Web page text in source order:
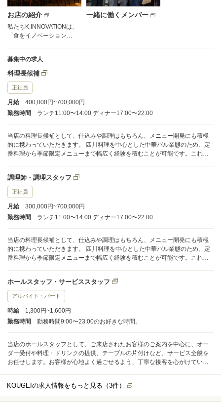
お店の紹介
私たちK.INNOVATIONは、
「食をイノベーション…
一緒に働くメンバー
募集中の求人
料理長候補
正社員
月給
400,000円~700,000円
勤務時間
ランチ11:00〜14:00 ディナー17:00〜22:00
当店の料理長候補として、仕込みや調理はもちろん、メニュー開発にも積極
的に携わっていただきます。 四川料理を中心とした中華バル業態のため、定
番料理から季節限定メニューまで幅広く経験を積むことが可能です。これま
把握しながら働いていただきます。 ピークタイムにはチームで連携し、効率
よく調理を進められるよう、役割分担もしっかりしています。 入社後は、先
輩料理長がOJTでしっかりサポートします。 業務に慣れるまで丁寧に指導
し、分からないことや不安な点もすぐに相談できる環境です。 あなたの挑戦
を全力でバックアップしますのでご安心ください。
調理師・調理スタッフ
正社員
月給
300,000円~700,000円
勤務時間
ランチ11:00〜14:00 ディナー17:00〜22:00
当店の料理長候補として、仕込みや調理はもちろん、メニュー開発にも積極
的に携わっていただきます。 四川料理を中心とした中華バル業態のため、定
番料理から季節限定メニューまで幅広く経験を積むことが可能です。これま
把握しながら働いていただきます。 ピークタイムにはチームで連携し、効率
よく調理を進められるよう、役割分担もしっかりしています。 入社後は、先
輩料理長がOJTでしっかりサポートします。 業務に慣れるまで丁寧に指導
し、分からないことや不安な点もすぐに相談できる環境です。 あなたの挑戦
を全力でバックアップしますのでご安心ください。
ホールスタッフ・サービススタッフ
アルバイト・パート
時給
1,300円~1,600円
勤務時間
勤務時間9:00〜23:00のお好きな時間。
当店のホールスタッフとして、ご来店されたお客様のご案内を中心に、オー
ダー受付や料理・ドリンクの提供、テーブルの片付けなど、サービス全般を
お任せします。お客様が心地よく過ごせるよう、丁寧な接客を心がけていた
めるため、一人で抱え込む心配はありません。分担して取り組むことで、無
理なく働くことができます。 未経験の方やアルバイトが初めての方でも安心
KOUGEIの求人情報をもっと見る（3件）